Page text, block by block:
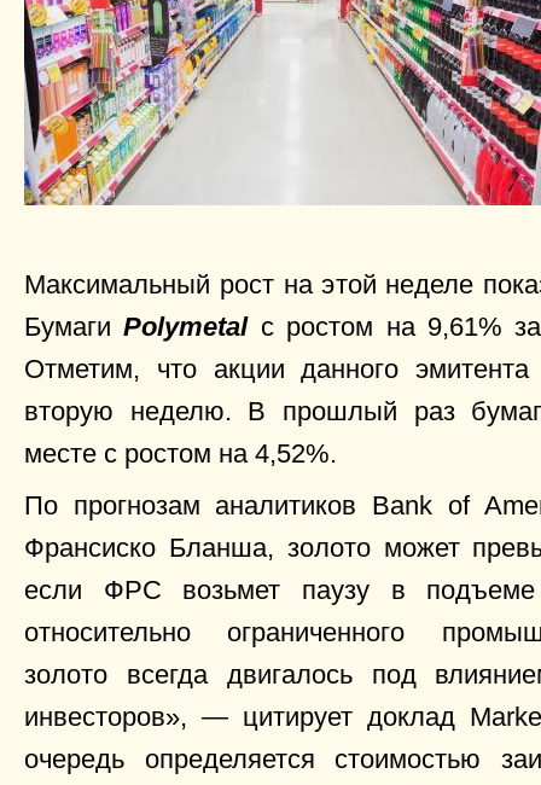
Максимальный рост на этой неделе
БумагиPolymetalс ростом на 9,61%
Отметим, что акции данного
вторую неделю. В прошлый раз
месте с ростом на 4,52%.
По прогнозам аналитиков Bank of
Франсиско Бланша, золото может
если ФРС возьмет паузу в
относительно ограниченного
золото всегда двигалось под
инвесторов», — цитирует доклад
очередь определяется стоимостью